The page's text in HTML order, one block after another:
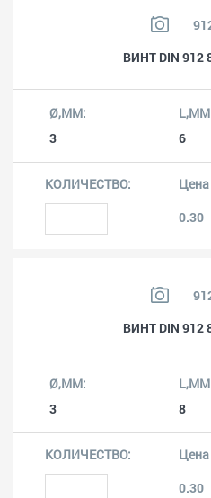
ВИНТ DIN 912
3 6
0.30
ВИНТ DIN 912
3 8
0.30